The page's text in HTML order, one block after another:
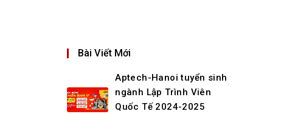
Bài Viết Mới
Aptech-Hanoi tuyển sinh
ngành Lập Trình Viên
Quốc Tế 2024-2025